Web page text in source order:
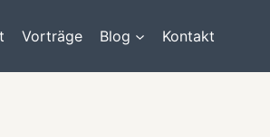
Vorträge Blog Kontakt